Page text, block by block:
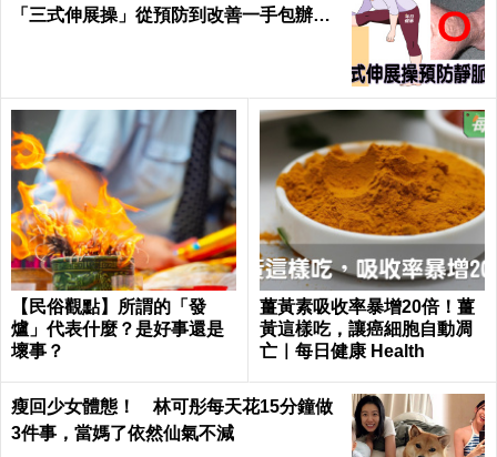
「三式伸展操」從預防到改善一手包辦｜
【民俗觀點】所謂的「發
爐」代表什麼？是好事還是
壞事？
薑黃素吸收率暴增20倍！薑
黃這樣吃，讓癌細胞自動凋
亡｜每日健康 Health
瘦回少女體態！ 林可彤每天花15分鐘做
3件事，當媽了依然仙氣不減